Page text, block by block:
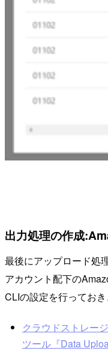
出力処理の作成
最後にアップロード処
アカウント配下の
CLIの設定を行っておき
クラウドストレー
ツール『Data